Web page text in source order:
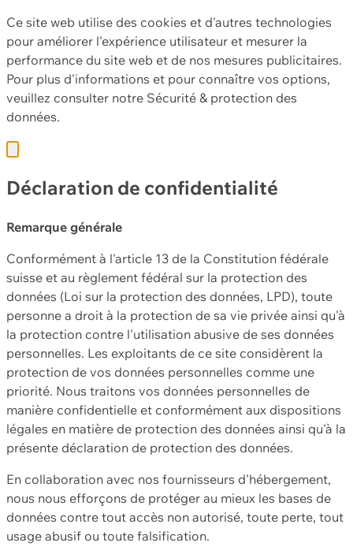
Ce site web utilise des cookies et d'autres technologies
pour améliorer l'expérience utilisateur et mesurer la
performance du site web et de nos mesures publicitaires.
Pour plus d'informations et pour connaître vos options,
veuillez consulter notre Sécurité & protection des
données.
Déclaration de confidentialité
Remarque générale
Conformément à l'article 13 de la Constitution fédérale
suisse et au règlement fédéral sur la protection des
données (Loi sur la protection des données, LPD), toute
personne a droit à la protection de sa vie privée ainsi qu'à
la protection contre l'utilisation abusive de ses données
personnelles. Les exploitants de ce site considèrent la
protection de vos données personnelles comme une
priorité. Nous traitons vos données personnelles de
manière confidentielle et conformément aux dispositions
légales en matière de protection des données ainsi qu'à la
présente déclaration de protection des données.
En collaboration avec nos fournisseurs d'hébergement,
nous nous efforçons de protéger au mieux les bases de
données contre tout accès non autorisé, toute perte, tout
usage abusif ou toute falsification.